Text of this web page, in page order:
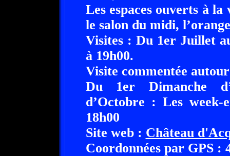
Les espaces ouverts à
le salon du midi,
Visites : Du 1er Juillet
à 19h00.
Visite commentée
Du 1er Dimanche
d’Octobre : Les
18h00
Site web : Château
Coordonnées par GPS :